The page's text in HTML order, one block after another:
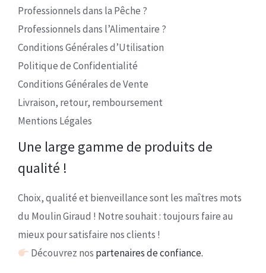
Professionnels dans la Pêche ?
Professionnels dans l’Alimentaire ?
Conditions Générales d’Utilisation
Politique de Confidentialité
Conditions Générales de Vente
Livraison, retour, remboursement
Mentions Légales
Une large gamme de produits de
qualité !
Choix, qualité et bienveillance sont les maîtres mots
du Moulin Giraud ! Notre souhait : toujours faire au
mieux pour satisfaire nos clients !
Découvrez nos partenaires de confiance.